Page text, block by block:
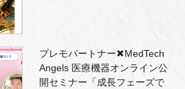
プレモパートナー✖MedTech
Angels 医療機器オンライン公
開セミナー「成長フェーズで